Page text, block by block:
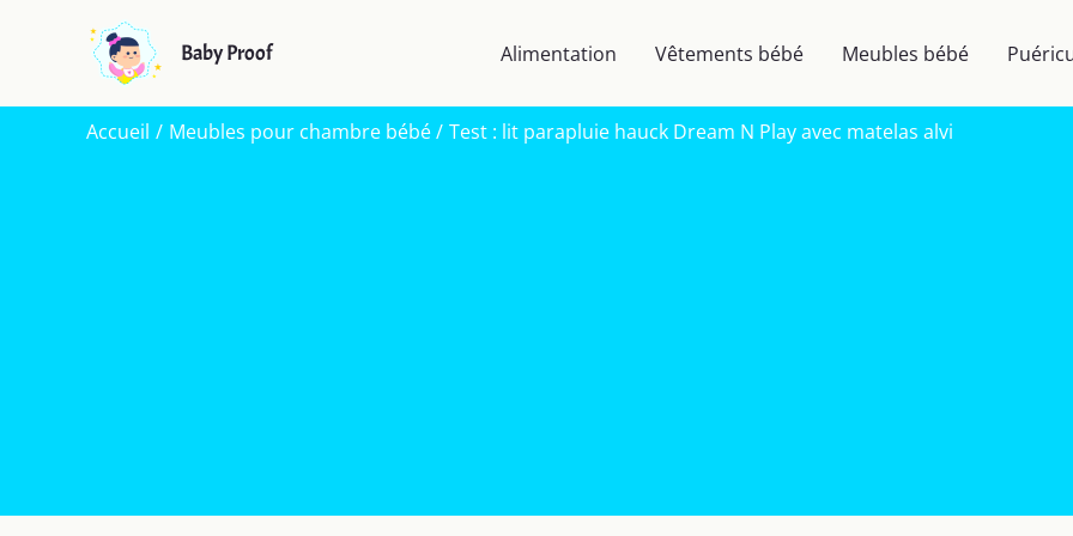
Baby Proof Alimentation Vêtements bébé Meubles bébé
Accueil Meubles pour chambre bébé Test : lit parapluie hauck Dream N Play avec matelas alvi